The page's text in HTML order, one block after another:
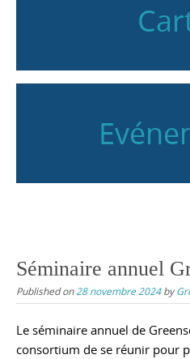
Séminaire annuel
Published on28 novembre 2024by
Le séminaire annuel de
consortium de se réunir pour